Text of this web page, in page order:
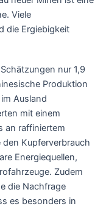
Viele
die Ergiebigkeit
nur 1,9
Produktion
Ausland
mit einem
an raffiniertem
Kupferverbrauch
Energiequellen,
Zudem
die Nachfrage
es besonders in